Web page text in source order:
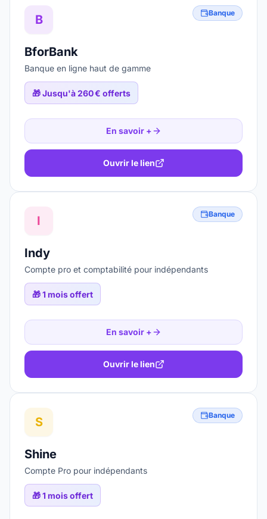
B Banque
BforBank
Banque en ligne haut de gamme
🎁Jusqu'à 260 € offerts
En savoir +
Ouvrir le lien
I Banque
Indy
Compte pro et comptabilité pour indépendants
🎁1 mois offert
En savoir +
Ouvrir le lien
S Banque
Shine
Compte Pro pour indépendants
🎁1 mois offert